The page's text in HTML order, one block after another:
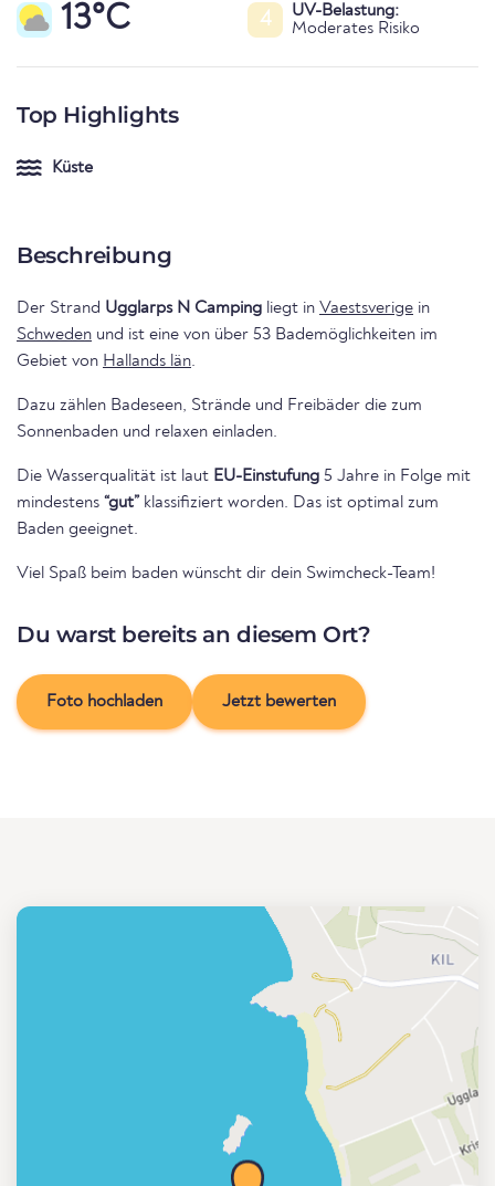
13°C 4
UV-Belastung:
Moderates Risiko
Top Highlights
Küste
Beschreibung
Der Strand Ugglarps N Camping liegt in Vaestsverige in
Schweden und ist eine von über 53 Bademöglichkeiten im
Gebiet von Hallands län.
Dazu zählen Badeseen, Strände und Freibäder die zum
Sonnenbaden und relaxen einladen.
Die Wasserqualität ist laut EU-Einstufung 5 Jahre in Folge mit
mindestens “gut” klassifiziert worden. Das ist optimal zum
Baden geeignet.
Viel Spaß beim baden wünscht dir dein Swimcheck-Team!
Du warst bereits an diesem Ort?
Foto hochladen Jetzt bewerten